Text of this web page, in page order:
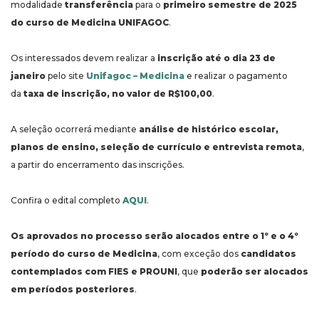
modalidade transferência para o primeiro semestre de 2025
do curso de Medicina UNIFAGOC.
Os interessados devem realizar a inscrição até o dia 23 de
janeiro pelo site Unifagoc – Medicina e realizar o pagamento
da taxa de inscrição, no valor de R$100,00.
A seleção ocorrerá mediante análise de histórico escolar,
planos de ensino, seleção de currículo e entrevista remota,
a partir do encerramento das inscrições.
Confira o edital completo AQUI.
Os aprovados no processo serão alocados entre o 1º e o 4º
período do curso de Medicina, com exceção dos candidatos
contemplados com FIES e PROUNI, que poderão ser alocados
em períodos posteriores.